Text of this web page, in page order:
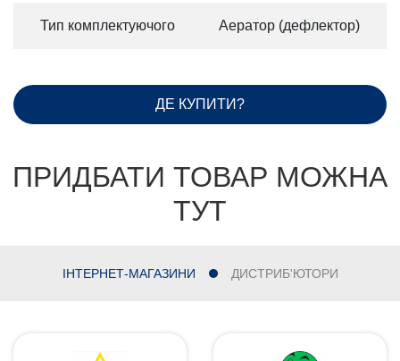
Тип комплектуючого Аератор (дефлектор)
ДЕ КУПИТИ?
ПРИДБАТИ ТОВАР МОЖНА
ТУТ
ІНТЕРНЕТ-МАГАЗИНИ ДИСТРИБ'ЮТОРИ